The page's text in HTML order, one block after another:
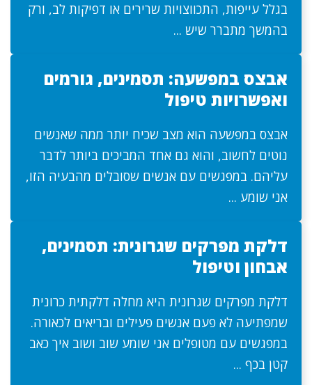
בגלל עייפות, התכווצויות שרירים או דפיקות לב, ורק
בהמשך מתברר שיש ...
אבצס במפשעה: תסמינים, גורמים
ואפשרויות טיפול
אבצס במפשעה הוא מצב שכיח יותר ממה שאנשים
נוטים לחשוב, והוא גם אחד המביכים ביותר לדבר
עליהם. במפגשים עם אנשים שסובלים מהבעיה הזו,
אני שומע ...
דלקת מפרקים שגרונית: תסמינים,
אבחון וטיפול
דלקת מפרקים שגרונית היא מחלה דלקתית כרונית
שמפתיעה לא פעם אנשים פעילים ובריאים לכאורה.
במפגשים עם מטופלים אני שומע שוב ושוב איך כאב
קטן בכף ...